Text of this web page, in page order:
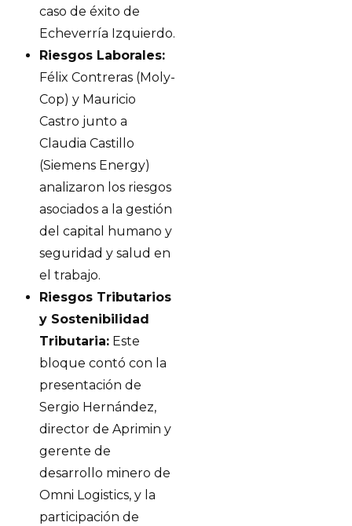
caso de éxito de
Echeverría Izquierdo.
Riesgos Laborales:
Félix Contreras (Moly-
Cop) y Mauricio
Castro junto a
Claudia Castillo
(Siemens Energy)
analizaron los riesgos
asociados a la gestión
del capital humano y
seguridad y salud en
el trabajo.
Riesgos Tributarios
y Sostenibilidad
Tributaria: Este
bloque contó con la
presentación de
Sergio Hernández,
director de Aprimin y
gerente de
desarrollo minero de
Omni Logistics, y la
participación de